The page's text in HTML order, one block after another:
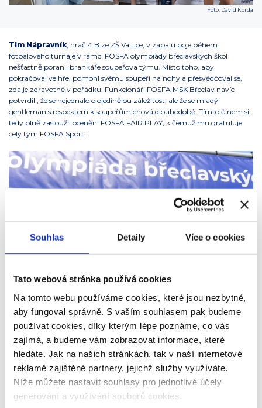
Souhlas Detaily Více o cookies
Tato webová stránka používá cookies
Na tomto webu používáme cookies, které jsou nezbytné,
aby fungoval správně. S vaším souhlasem pak budeme
používat cookies, díky kterým lépe poznáme, co vás
zajímá, a budeme vám zobrazovat informace, které
hledáte. Jak na našich stránkách, tak v naší internetové
reklamě zajištěné partnery, jejichž služby využíváte.
Níže můžete nastavit souhlasy pro jednotlivé účely
generování a využívání souborů cookies.
Foto: David Korda
Tim Nápravník, hráč 4.B ze ZŠ Valtice, v zápalu boje během
fotbalového turnaje v rámci FOSFA olympiády břeclavských škol
nešťastně poranil brankáře soupeřova týmu. Místo toho, aby
pokračoval ve hře, pomohl svému soupeři na nohy a přesvědčoval se,
zda je zdravotně v pořádku. Funkcionáři FOSFA MSK Břeclav navíc
potvrdili, že se nejednalo o ojedinělou záležitost, ale že se mladý
gentleman s respektem k soupeřům chová dlouhodobě. Tímto činem si
tedy plně zasloužil ocenění FOSFA FAIR PLAY, k čemuž mu gratuluje
celý tým FOSFA Sport!
Druhá cena FAIR PLAY, která se předávala v rámci vyvrcholení celé
FOSFA olympiády břeclavských škol, putuje za týmem stolního tenisu,
který reprezentoval základní školu Slovácká. Trio Jana Struhárová,
Jakub Král a Jan Herman totiž výkonnostně dosahuje až na
republikovou úroveň. I přes to se však rozhodli zúčastnit dnešního